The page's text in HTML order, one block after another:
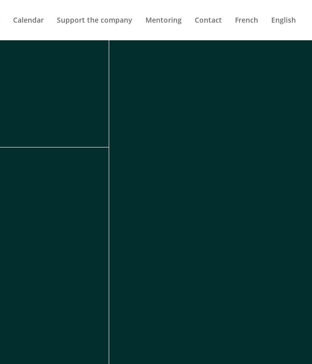
Calendar Support the company Mentoring Contact French English